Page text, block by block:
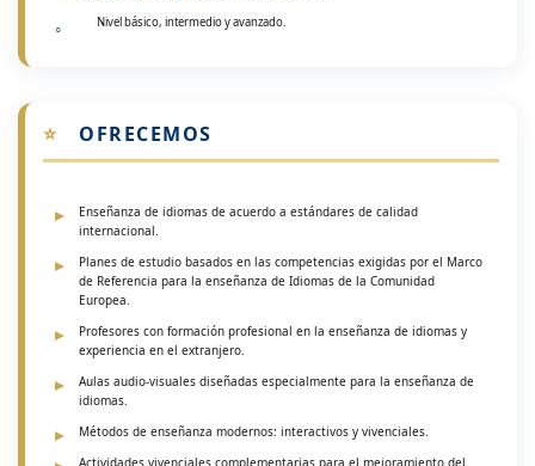
Nivel básico, intermedio y avanzado.
⭐ OFRECEMOS
Enseñanza de idiomas de acuerdo a estándares de calidad
internacional.
Planes de estudio basados en las competencias exigidas por el Marco
de Referencia para la enseñanza de Idiomas de la Comunidad
Europea.
Profesores con formación profesional en la enseñanza de idiomas y
experiencia en el extranjero.
Aulas audio-visuales diseñadas especialmente para la enseñanza de
idiomas.
Métodos de enseñanza modernos: interactivos y vivenciales.
Actividades vivenciales complementarias para el mejoramiento del